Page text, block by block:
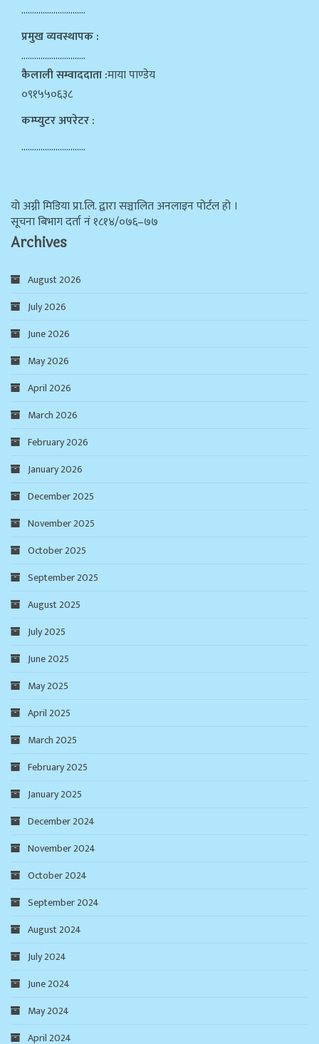
…………………………
प्रमुख व्यवस्थापक :
…………………………
कैलाली सम्वाददाता :माया पाण्डेय
०९१५५०६३८
कम्प्युटर अपरेटर :
…………………………
याे अग्नी मिडिया प्रा.लि. द्वारा सञ्चालित अनलाइन पोर्टल हो ।
सूचना बिभाग दर्ता न‌ं १८१४/०७६–७७
Archives
August 2026
July 2026
June 2026
May 2026
April 2026
March 2026
February 2026
January 2026
December 2025
November 2025
October 2025
September 2025
August 2025
July 2025
June 2025
May 2025
April 2025
March 2025
February 2025
January 2025
December 2024
November 2024
October 2024
September 2024
August 2024
July 2024
June 2024
May 2024
April 2024